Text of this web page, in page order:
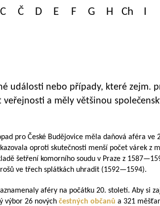
C Č D E F G H Ch I
události nebo případy, které zejm.
veřejnosti a měly většinou
pro České Budějovice měla daňová aféra ve
oproti skutečnosti menší počet várek z
šetření komorního soudu v Praze z
ve třech splátkách uhradit (1592—1594).
aféry na počátku 20. století. Aby si
výbor 26 nových čestných občanů a 321